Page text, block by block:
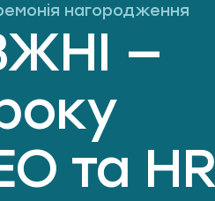
нагородження
—
та HR